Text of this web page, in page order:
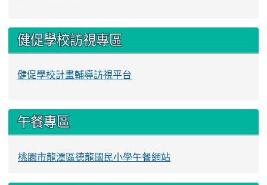
健促學校訪視專區
健促學校計畫輔導訪視平台
午餐專區
桃園市龍潭區德龍國民小學午餐網站